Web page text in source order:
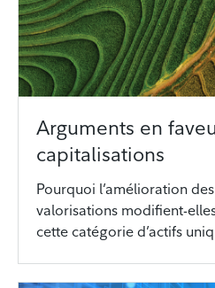
Arguments en
capitalisations
Pourquoi l’amélioration
valorisations modifient-
cette catégorie d’actifs